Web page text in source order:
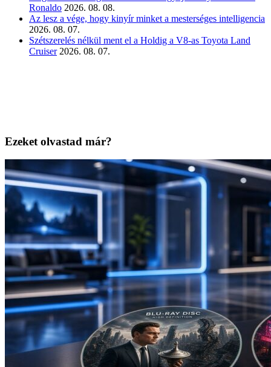
Ronaldo 2026. 08. 08.
Az lesz a vége, hogy kinyír minket a mesterséges intelligencia
2026. 08. 07.
Szétszerelés nélkül ment el a Holdig a V8-as Toyota Land
Cruiser 2026. 08. 07.
Ezeket olvastad már?